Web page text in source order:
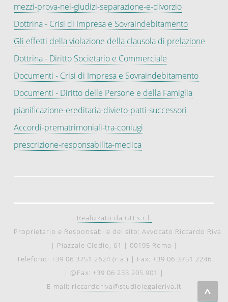
mezzi-prova-nei-giudizi-separazione-e-divorzio
Dottrina - Crisi di Impresa e Sovraindebitamento
Gli effetti della violazione della clausola di prelazione
Dottrina - Diritto Societario e Commerciale
Documenti - Crisi di Impresa e Sovraindebitamento
Documenti - Diritto delle Persone e della Famiglia
pianificazione-ereditaria-divieto-patti-successori
Accordi-prematrimoniali-tra-coniugi
prescrizione-responsabilita-medica
^
Realizzato da GH s.r.l.
Proprietario e Responsabile del sito: Avvocato Riccardo Riva
| Piazzale Clodio, 61 | 00195 Roma |
Telefono: +39 06 3751 2624 (r.a.) | Fax: +39 06 3751 2246
| @Fax: +39 06 233 205 901 |
E-mail: riccardoriva@studiolegaleriva.it